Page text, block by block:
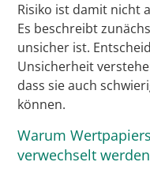
Risiko ist damit nicht
Es beschreibt
unsicher ist.
Unsicherheit
dass sie auch
können.
Warum
verwechselt